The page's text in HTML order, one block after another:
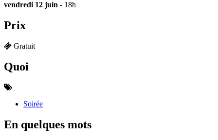
vendredi 12 juin - 18h
Prix
Gratuit
Quoi
Soirée
En quelques mots